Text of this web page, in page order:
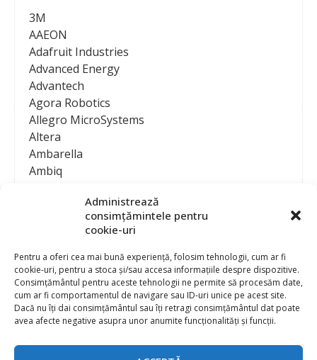
Administrează
consimțămintele pentru
cookie-uri
Pentru a oferi cea mai bună experiență, folosim tehnologii, cum ar fi
cookie-uri, pentru a stoca și/sau accesa informațiile despre dispozitive.
Consimțământul pentru aceste tehnologii ne permite să procesăm date,
cum ar fi comportamentul de navigare sau ID-uri unice pe acest site.
Dacă nu îți dai consimțământul sau îți retragi consimțământul dat poate
avea afecte negative asupra unor anumite funcționalități și funcții.
3M
AAEON
Adafruit Industries
Advanced Energy
Advantech
Agora Robotics
Allegro MicroSystems
Altera
Ambarella
Ambiq
Analog Devices
Anritsu Corporation
Ansys
APS
Arduino
Arm
Asentics